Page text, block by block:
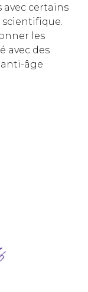
certains
les
avec des
âge